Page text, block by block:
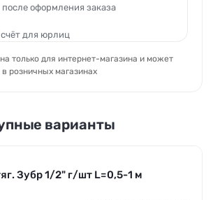
после оформления заказа
для юрлиц
только для интернет-магазина и может
розничных магазинах
варианты
Зубр 1/2" г/шт L=0,5-1 м